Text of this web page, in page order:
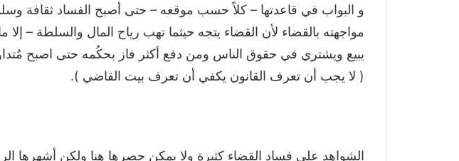
و البواب في قاعدتها – كلاً حسب موقعه – حتى أصبح الفساد ثقافة
مواجهته بالقضاء لأن القضاء يتجه حيثما تهب رياح المال والسلطة – إلا
يبيع ويشتري في حقوق الناس ومن دفع أكثر فاز بحكُمه حتى اصبح
( لا يجب أن تعرف القانون يكفي أن تعرف بيت القاضي ).
الشواهد على فساد القضاء كثيرة ولا يمكن حصرها هنا ولكن أشهرها